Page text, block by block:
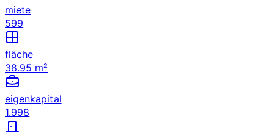
miete
599
fläche
38.95 m²
eigenkapital
1.998